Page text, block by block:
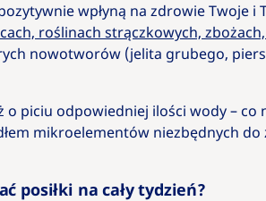
wpłyną na zdrowie Twoje i
roślinach strączkowych,
nowotworów (jelita grubego,
o piciu odpowiedniej ilości wody –
mikroelementów niezbędnych
posiłki na cały tydzień?